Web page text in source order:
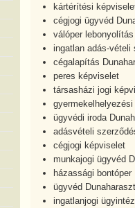
kártérítési
cégjogi ügyvéd
válóper lebonyolítás
ingatlan adás-vételi
cégalapítás
peres képviselet
társasházi jogi
gyermekelhelyezési
ügyvédi iroda
adásvételi
cégjogi képviselet
munkajogi ügyvéd
házassági bontóper
ügyvéd
ingatlanjogi